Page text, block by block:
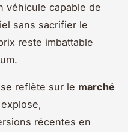
véhicule capable de
sans sacrifier le
reste imbattable
reflète sur le marché
récentes en